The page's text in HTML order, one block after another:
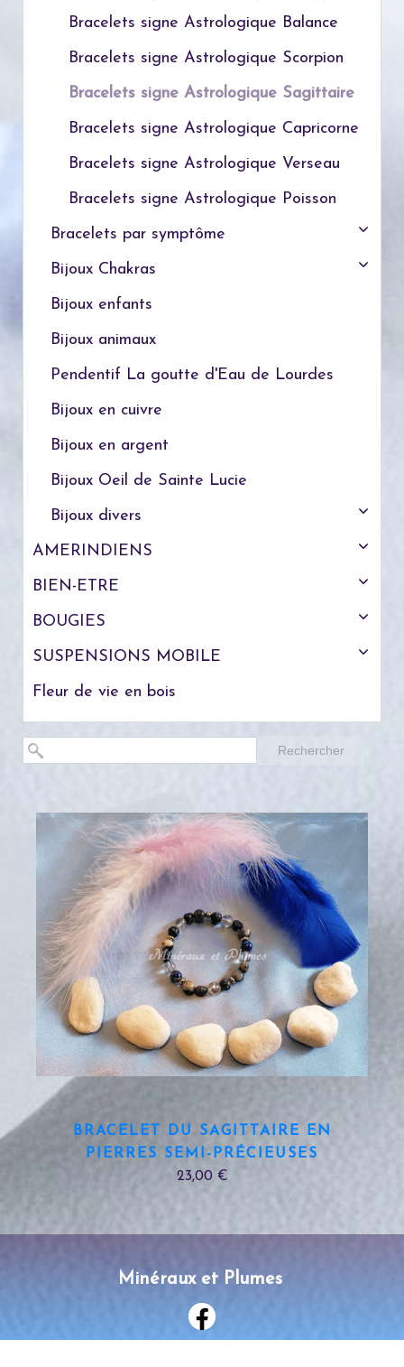
Bracelets signe Astrologique Balance
Bracelets signe Astrologique Scorpion
Bracelets signe Astrologique Sagittaire
Bracelets signe Astrologique Capricorne
Bracelets signe Astrologique Verseau
Bracelets signe Astrologique Poisson
Bracelets par symptôme
Bijoux Chakras
Bijoux enfants
Bijoux animaux
Pendentif La goutte d'Eau de Lourdes
Bijoux en cuivre
Bijoux en argent
Bijoux Oeil de Sainte Lucie
Bijoux divers
AMERINDIENS
BIEN-ETRE
BOUGIES
SUSPENSIONS MOBILE
Fleur de vie en bois
Rechercher
BRACELET DU SAGITTAIRE EN
PIERRES SEMI-PRÉCIEUSES
23,00 €
Minéraux et Plumes